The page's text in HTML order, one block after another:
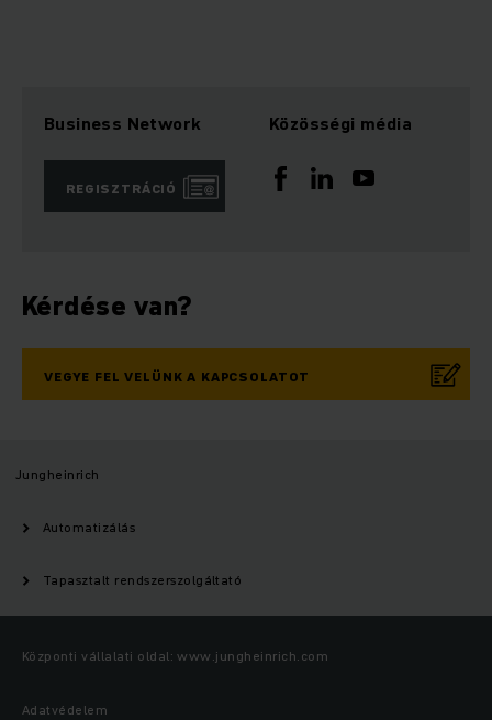
Business Network
REGISZTRÁCIÓ
Közösségi média
Kérdése van?
VEGYE FEL VELÜNK A KAPCSOLATOT
Jungheinrich
Automatizálás
Tapasztalt rendszerszolgáltató
Központi vállalati oldal: www.jungheinrich.com
Adatvédelem